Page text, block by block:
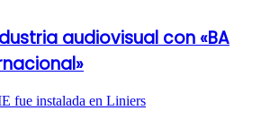
audiovisual con «BA